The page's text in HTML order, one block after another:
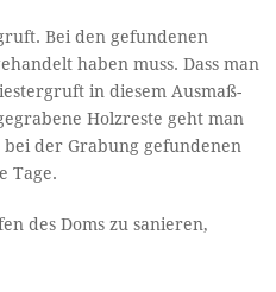
Bei den gefundenen
haben muss. Dass man
in diesem Ausmaß-
Holzreste geht man
der Grabung gefundenen
Tage.
des Doms zu sanieren,